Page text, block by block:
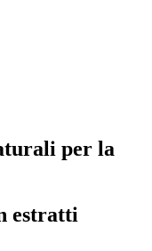
per la
estratti